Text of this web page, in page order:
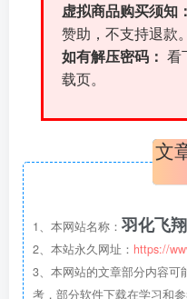
虚拟商品购买须知：
赞助，不支持退款
如有解压密码： 看
载页。
文
1、本网站名称： 羽化飞翔
2、本站永久网址： https://
3、本网站的文章部分内容可
考，部分软件下载在学习和